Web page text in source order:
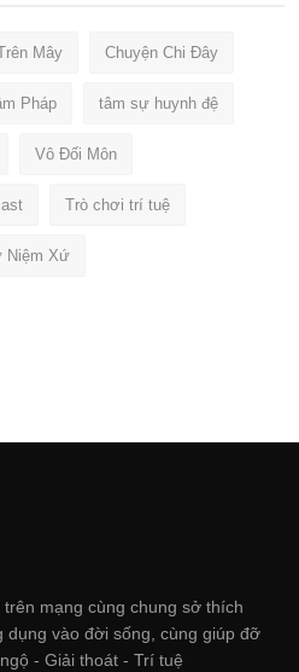
Mây Chuyện Chi Đây
Pháp tâm sự huynh đệ
Vô Đối Môn
Trò chơi trí tuệ
Niệm Xứ
mạng cùng chung sở thích
dụng vào đời sống, cùng giúp đỡ
- Giải thoát - Trí tuệ